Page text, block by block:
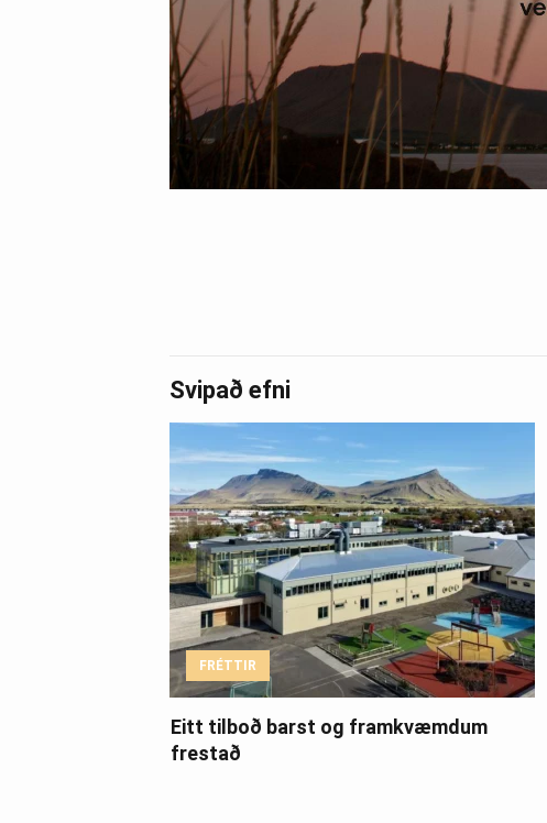
Svipað efni
FRÉTTIR
Eitt tilboð barst og framkvæmdum
frestað